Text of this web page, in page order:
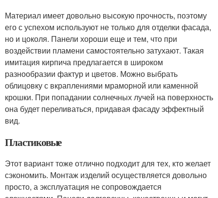
Материал имеет довольно высокую прочность, поэтому
его с успехом используют не только для отделки фасада,
но и цоколя. Панели хороши еще и тем, что при
воздействии пламени самостоятельно затухают. Такая
имитация кирпича предлагается в широком
разнообразии фактур и цветов. Можно выбрать
облицовку с вкраплениями мраморной или каменной
крошки. При попадании солнечных лучей на поверхность
она будет переливаться, придавая фасаду эффектный
вид.
Пластиковые
Этот вариант тоже отлично подходит для тех, кто желает
сэкономить. Монтаж изделий осуществляется довольно
просто, а эксплуатация не сопровождается